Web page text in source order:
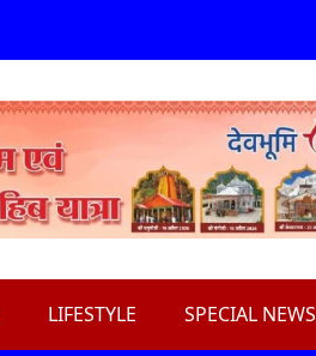
LIFESTYLE SPECIAL NEWS